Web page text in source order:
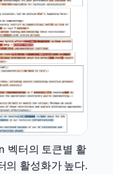
벡터의 토큰별 활
의 활성화가 높다.